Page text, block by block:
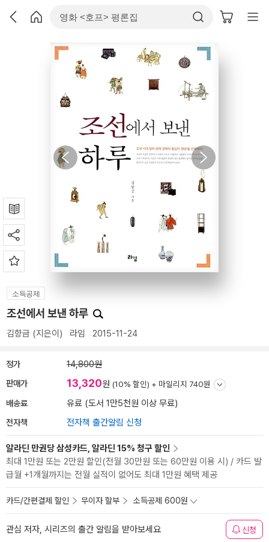
소득공제
조선에서 보낸 하루
김향금 (지은이) 라임 2015-11-24
정가 14,800원
판매가 13,320원 (10% 할인) + 마일리지 740원
배송료 유료 (도서 1만5천원 이상 무료)
전자책 전자책 출간알림 신청
알라딘 만권당 삼성카드, 알라딘 15% 청구 할인
최대 1만원 또는 2만원 할인(전월 30만원 또는 60만원 이용 시) / 카드 발
급월 +1개월까지는 전월 실적이 없어도 최대 1만원 혜택 제공
카드/간편결제 할인 무이자 할부 소득공제 600원
관심 저자, 시리즈의 출간 알림을 받아보세요 신청